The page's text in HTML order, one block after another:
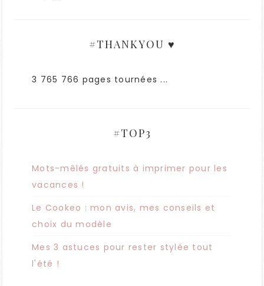
#THANKYOU ♥
3 765 766 pages tournées ...
#TOP3
Mots-mêlés gratuits à imprimer pour les
vacances !
Le Cookeo : mon avis, mes conseils et
choix du modèle
Mes 3 astuces pour rester stylée tout
l'été !